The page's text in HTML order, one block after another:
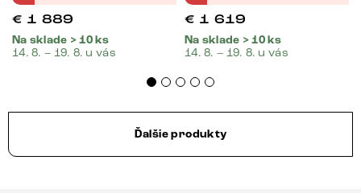
€ 1 889
Na sklade > 10 ks
14. 8. – 19. 8. u vás
€ 1 619
Na sklade > 10 ks
14. 8. – 19. 8. u vás
Ďalšie produkty